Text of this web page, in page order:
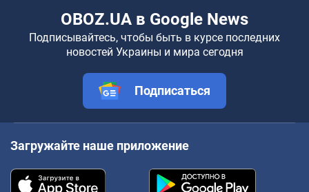
OBOZ.UA в Google News
Подписывайтесь, чтобы быть в курсе последних
новостей Украины и мира сегодня
Подписаться
Загружайте наше приложение